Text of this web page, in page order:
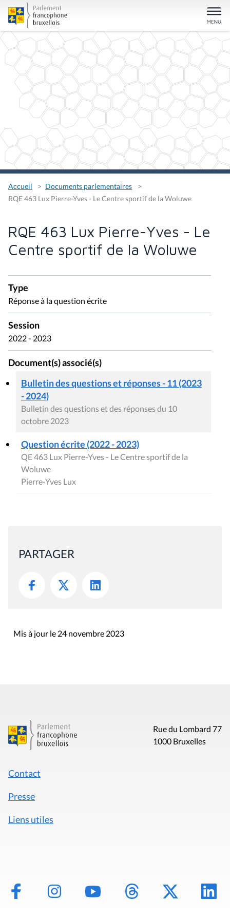
Accueil
Documents parlementaires
RQE 463 Lux Pierre-Yves - Le Centre sportif de la Woluwe
RQE 463 Lux Pierre-Yves - Le
Centre sportif de la Woluwe
Type
Réponse à la question écrite
Session
2022 - 2023
Document(s) associé(s)
Bulletin des questions et réponses - 11 (2023
- 2024)
Bulletin des questions et des réponses du 10
octobre 2023
Question écrite (2022 - 2023)
QE 463 Lux Pierre-Yves - Le Centre sportif de la
Woluwe
Pierre-Yves Lux
PARTAGER
Mis à jour le 24 novembre 2023
Rue du Lombard 77
1000 Bruxelles
Contact
Presse
Liens utiles